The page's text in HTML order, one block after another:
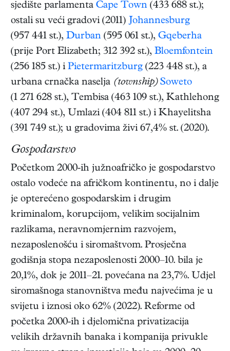
sjedište parlamenta Cape Town (433 688 st.);
ostali su veći gradovi (2011) Johannesburg
(957 441 st.), Durban (595 061 st.), Gqeberha
(prije Port Elizabeth; 312 392 st.), Bloemfontein
(256 185 st.) i Pietermaritzburg (223 448 st.), a
urbana crnačka naselja (township) Soweto
(1 271 628 st.), Tembisa (463 109 st.), Kathlehong
(407 294 st.), Umlazi (404 811 st.) i Khayelitsha
(391 749 st.); u gradovima živi 67,4% st. (2020).
Gospodarstvo
Početkom 2000-ih južnoafričko je gospodarstvo
ostalo vodeće na afričkom kontinentu, no i dalje
je opterećeno gospodarskim i drugim
kriminalom, korupcijom, velikim socijalnim
razlikama, neravnomjernim razvojem,
nezaposlenošću i siromaštvom. Prosječna
godišnja stopa nezaposlenosti 2000–10. bila je
20,1%, dok je 2011–21. povećana na 23,7%. Udjel
siromašnoga stanovništva među najvećima je u
svijetu i iznosi oko 62% (2022). Reforme od
početka 2000-ih i djelomična privatizacija
velikih državnih banaka i kompanija privukle